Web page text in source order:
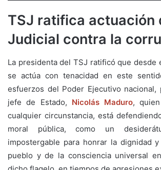
TSJ ratifica actuación
Judicial contra la
La presidenta del TSJ ratificó que desde
se actúa con tenacidad en este
esfuerzos del Poder Ejecutivo nacional,
jefe de Estado, Nicolás Maduro,
cualquier circunstancia, está
moral pública, como un
impostergable para honrar la dignidad
pueblo y de la consciencia universal